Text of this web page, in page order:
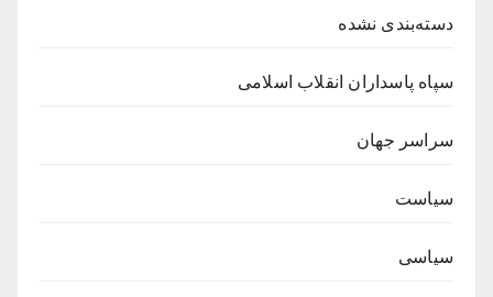
دسته‌بندی نشده
سپاه پاسداران انقلاب اسلامی
سراسر جهان
سیاست
سیاسی